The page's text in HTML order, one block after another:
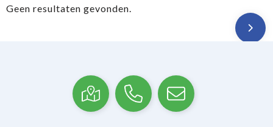
Geen resultaten gevonden.